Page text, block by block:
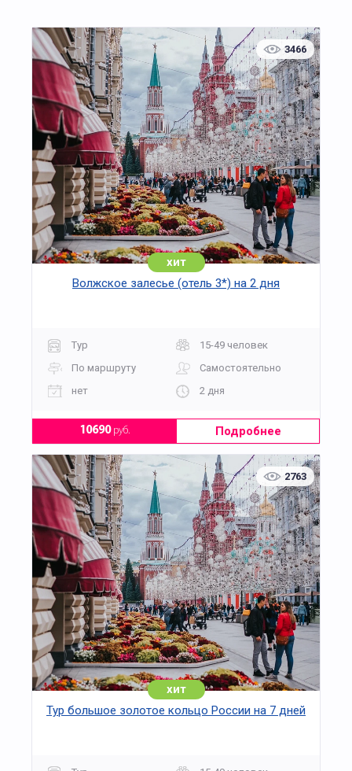
3466
хит
Волжское залесье (отель 3*) на 2 дня
Тур
15-49 человек
По маршруту
Самостоятельно
нет
2 дня
10690руб. Подробнее
2763
хит
Тур большое золотое кольцо России на 7 дней